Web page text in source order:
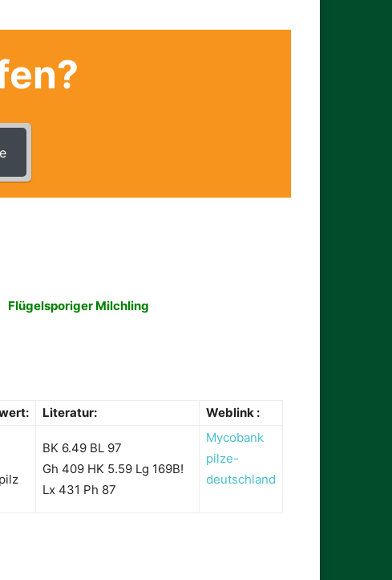
Flügelsporiger Milchling
Literatur: Weblink :
BK 6.49 BL 97
Gh 409 HK 5.59 Lg 169B!
Lx 431 Ph 87
Mycobank
pilze-
deutschland